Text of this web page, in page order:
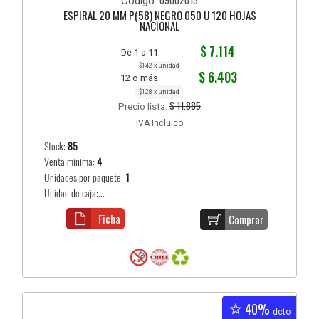
ESPIRAL 20 MM P(58) NEGRO 050 U 120 HOJAS
NACIONAL
De 1 a 11: $ 7.114
$142 x unidad
12 o más: $ 6.403
$128 x unidad
Precio lista: $ 11.885
IVA Incluido
Stock:85
Venta mínima:4
Unidades por paquete: 1
Unidad de caja:...
Comprar
Ficha
40% dcto